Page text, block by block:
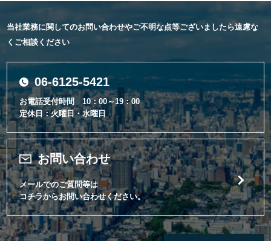
当社業務に関してのお問い合わせやご不明な点等ございましたら遠慮な
くご相談ください
06-6125-5421
お電話受付時間 10：00～19：00
定休日：火曜日・水曜日
お問い合わせ
メールでのご質問等は
コチラからお問い合わせください。